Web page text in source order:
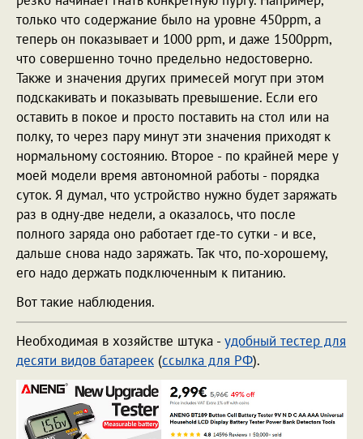
только что содержание было на уровне 450ppm, а
теперь он показывает и 1000 ppm, и даже 1500ppm,
что совершенно точно предельно недостоверно.
Также и значения других примесей могут при этом
подскакивать и показывать превышение. Если его
оставить в покое и просто поставить на стол или на
полку, то через пару минут эти значения приходят к
нормальному состоянию. Второе - по крайней мере у
моей модели время автономной работы - порядка
суток. Я думал, что устройство нужно будет заряжать
раз в одну-две недели, а оказалось, что после
полного заряда оно работает где-то сутки - и все,
дальше снова надо заряжать. Так что, по-хорошему,
его надо держать подключенным к питанию.
Вот такие наблюдения.
Необходимая в хозяйстве штука -удобный тестер для
десяти видов батареек (ссылка для РФ).